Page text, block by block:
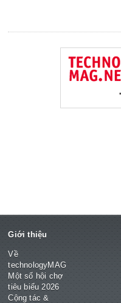
Giới thiệu
Về
technologyMAG
Một số hội chợ
tiêu biểu 2026
Cộng tác &